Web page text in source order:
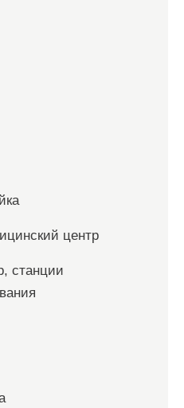
центр
станции